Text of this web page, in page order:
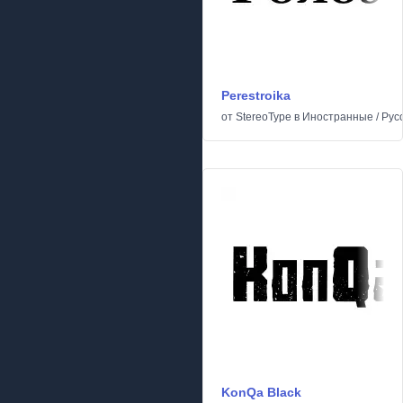
Perestroika
от StereoType в Иностранные /
KonQa Black